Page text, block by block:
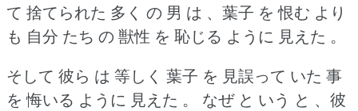
て 捨てられた 多く の 男 は 、葉子 を 恨む より
も 自分 たち の 獣性 を 恥じる ように 見えた 。
そして 彼ら は 等しく 葉子 を 見誤って いた 事
を 悔いる ように 見えた 。
なぜ と いう と 、彼